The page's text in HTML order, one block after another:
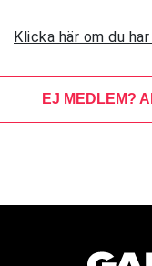
Klicka här om du
EJ MEDLEM?